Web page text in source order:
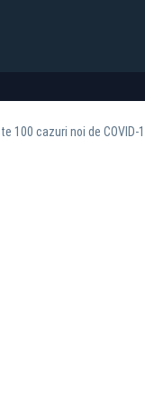
100 cazuri noi de COVID-